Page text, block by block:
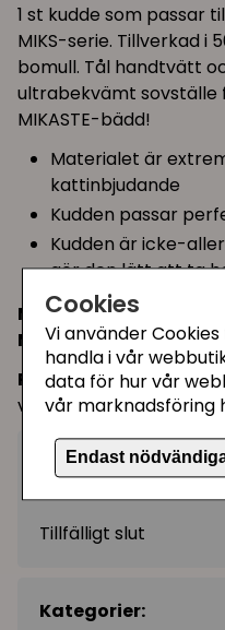
Cookies
Vi använder
handla i vår
data för hur vår
vår marknadsföring
Endast
1 st kudde som passar
MIKS-serie. Tillverkad i
bomull. Tål handtvätt
ultrabekvämt sovställe
MIKASTE-bädd!
Materialet är
kattinbjudande
Kudden passar
Kudden är icke-
gör den lätt att ta
Mått:45 x 35 cm
Material:50 %
Passar till: Alla
varumärket MIKASTE
379 kr
Tillfälligt slut
Kategorier: